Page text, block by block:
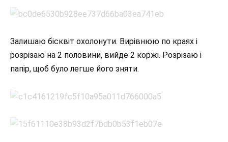
Залишаю бісквіт охолонути. Вирівнюю по краях і
розрізаю на 2 половини, вийде 2 коржі. Розрізаю і
папір, щоб було легше його зняти.